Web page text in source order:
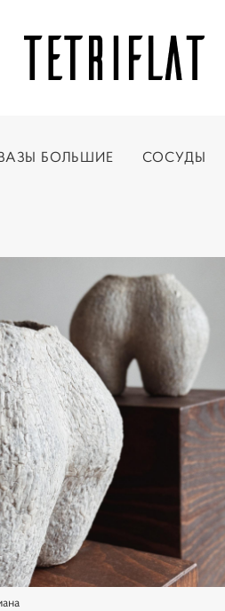
БОЛЬШИЕ СОСУДЫ